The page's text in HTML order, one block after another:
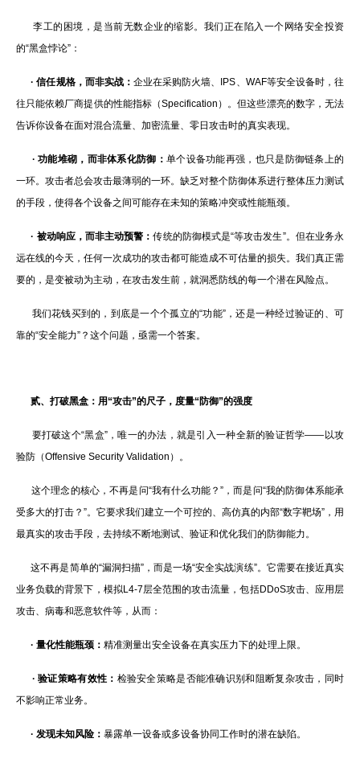
李工的困境，是当前无数企业的缩影。我们正在陷入一个网络安全投资
的“黑盒悖论”：
·信任规格，而非实战： 企业在采购防火墙、IPS、WAF等安全设备时，往
往只能依赖厂商提供的性能指标（Specification）。但这些漂亮的数字，无法
告诉你设备在面对混合流量、加密流量、零日攻击时的真实表现。
·功能堆砌，而非体系化防御： 单个设备功能再强，也只是防御链条上的
一环。攻击者总会攻击最薄弱的一环。缺乏对整个防御体系进行整体压力测试
的手段，使得各个设备之间可能存在未知的策略冲突或性能瓶颈。
· 被动响应，而非主动预警：传统的防御模式是“等攻击发生”。但在业务永
远在线的今天，任何一次成功的攻击都可能造成不可估量的损失。我们真正需
要的，是变被动为主动，在攻击发生前，就洞悉防线的每一个潜在风险点。
我们花钱买到的，到底是一个个孤立的“功能”，还是一种经过验证的、可
靠的“安全能力”？这个问题，亟需一个答案。
贰、 打破黑盒：用“攻击”的尺子，度量“防御”的强度
要打破这个“黑盒”，唯一的办法，就是引入一种全新的验证哲学——以攻
验防（Offensive Security Validation）。
这个理念的核心，不再是问“我有什么功能？”，而是问“我的防御体系能承
受多大的打击？”。它要求我们建立一个可控的、高仿真的内部“数字靶场”，用
最真实的攻击手段，去持续不断地测试、验证和优化我们的防御能力。
这不再是简单的“漏洞扫描”，而是一场“安全实战演练”。它需要在接近真实
业务负载的背景下，模拟L4-7层全范围的攻击流量，包括DDoS攻击、应用层
攻击、病毒和恶意软件等，从而：
· 量化性能瓶颈： 精准测量出安全设备在真实压力下的处理上限。
·验证策略有效性： 检验安全策略是否能准确识别和阻断复杂攻击，同时
不影响正常业务。
· 发现未知风险： 暴露单一设备或多设备协同工作时的潜在缺陷。